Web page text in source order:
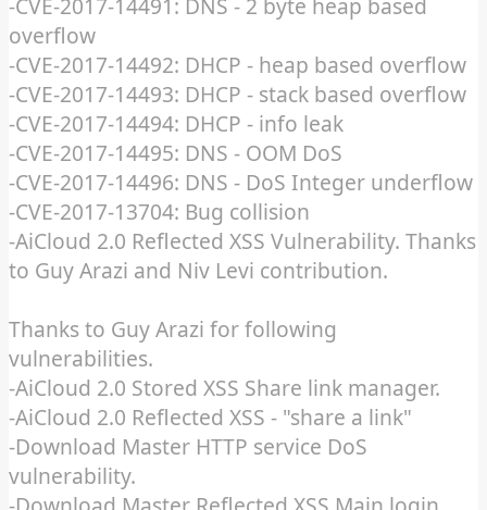
overflow
-CVE-2017-14492: DHCP - heap based overflow
-CVE-2017-14493: DHCP - stack based overflow
-CVE-2017-14494: DHCP - info leak
-CVE-2017-14495: DNS - OOM DoS
-CVE-2017-14496: DNS - DoS Integer underflow
-CVE-2017-13704: Bug collision
-AiCloud 2.0 Reflected XSS Vulnerability. Thanks
to Guy Arazi and Niv Levi contribution.
Thanks to Guy Arazi for following
vulnerabilities.
-AiCloud 2.0 Stored XSS Share link manager.
-AiCloud 2.0 Reflected XSS - "share a link"
-Download Master HTTP service DoS
vulnerability.